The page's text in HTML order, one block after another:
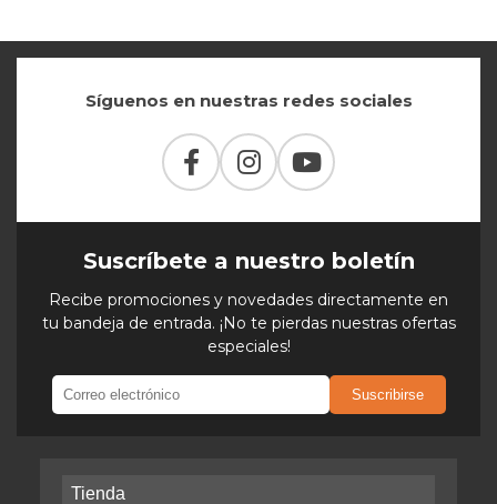
Síguenos en nuestras redes sociales
Suscríbete a nuestro boletín
Recibe promociones y novedades directamente en
tu bandeja de entrada. ¡No te pierdas nuestras ofertas
especiales!
Suscribirse
Tienda